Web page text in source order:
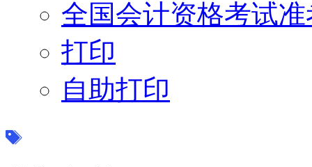
全国会计资格考试
打印
自助打印